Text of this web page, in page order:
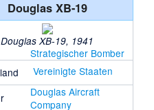
Douglas XB-19
Douglas XB-19, 1941
Strategischer Bomber
Vereinigte Staaten
Douglas Aircraft
Company